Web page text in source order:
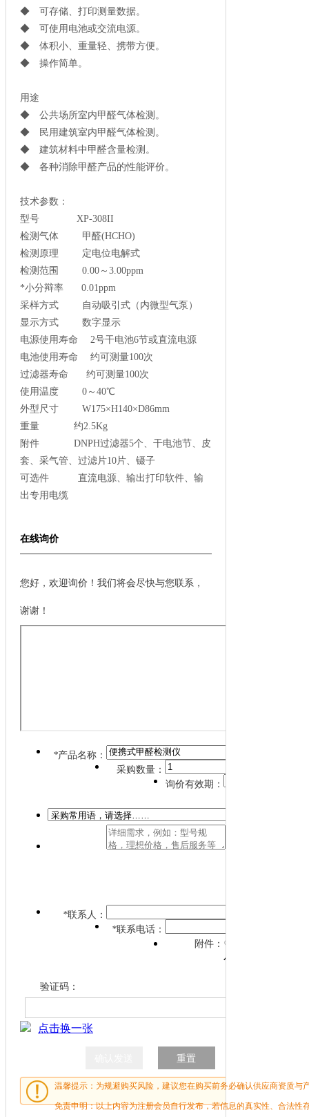
◆ 可存储、打印测量数据。
◆ 可使用电池或交流电源。
◆ 体积小、重量轻、携带方便。
◆ 操作简单。
用途
◆ 公共场所室内甲醛气体检测。
◆ 民用建筑室内甲醛气体检测。
◆ 建筑材料中甲醛含量检测。
◆ 各种消除甲醛产品的性能评价。
技术参数：
型号 XP-308II
检测气体 甲醛(HCHO)
检测原理 定电位电解式
检测范围 0.00～3.00ppm
*小分辩率 0.01ppm
采样方式 自动吸引式（内微型气泵）
显示方式 数字显示
电源使用寿命 2号干电池6节或直流电源
电池使用寿命 约可测量100次
过滤器寿命 约可测量100次
使用温度 0～40℃
外型尺寸 W175×H140×D86mm
重量 约2.5Kg
附件 DNPH过滤器5个、干电池节、皮
套、采气管、过滤片10片、镊子
可选件 直流电源、输出打印软件、输
出专用电缆
在线询价
您好，欢迎询价！我们将会尽快与您联系，
谢谢！
*产品名称：
采购数量：
询价有效期：
*联系人：
*联系电话：
附件：
小在2M范围
验证码：
点击换一张
温馨提示：为规避购买风险，建议您在购买前务必确认供应商资质与
免责申明：以上内容为注册会员自行发布，若信息的真实性、合法性